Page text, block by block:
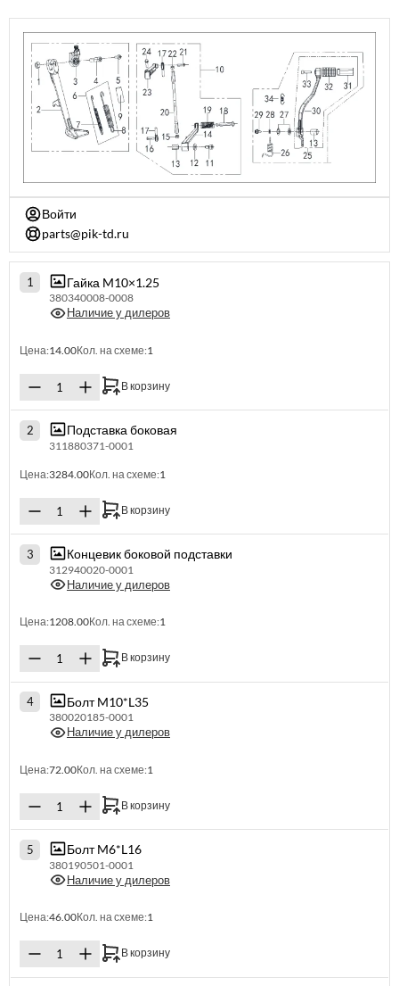
Войти
parts@pik-td.ru
1 Гайка M10×1.25
380340008-0008
Наличие у дилеров
Цена:14.00Кол. на схеме:1
В корзину
2 Подставка боковая
311880371-0001
Цена:3284.00Кол. на схеме:1
В корзину
3 Концевик боковой подставки
312940020-0001
Наличие у дилеров
Цена:1208.00Кол. на схеме:1
В корзину
4 Болт M10*L35
380020185-0001
Наличие у дилеров
Цена:72.00Кол. на схеме:1
В корзину
5 Болт M6*L16
380190501-0001
Наличие у дилеров
Цена:46.00Кол. на схеме:1
В корзину